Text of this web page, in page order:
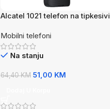
Alcatel 1021 telefon na tipkesivi
Mobilni telefoni
Na stanju
64,40KM 51,00 KM